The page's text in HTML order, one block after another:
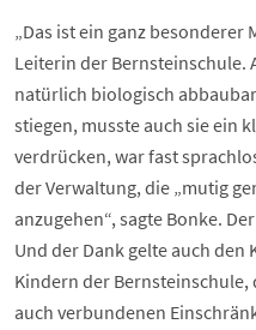
„Das ist ein ganz besonderer
Leiterin der Bernsteinschule.
natürlich biologisch
stiegen, musste auch sie ein
verdrücken, war fast
der Verwaltung, die „mutig
anzugehen“, sagte Bonke.
Und der Dank gelte auch
Kindern der
auch verbundenen